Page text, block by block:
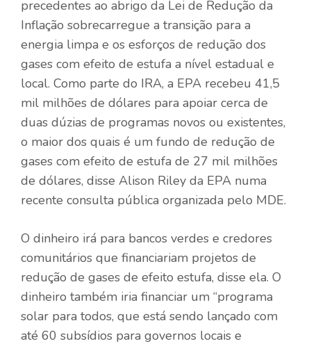
precedentes ao abrigo da Lei de Redução da
Inflação sobrecarregue a transição para a
energia limpa e os esforços de redução dos
gases com efeito de estufa a nível estadual e
local. Como parte do IRA, a EPA recebeu 41,5
mil milhões de dólares para apoiar cerca de
duas dúzias de programas novos ou existentes,
o maior dos quais é um fundo de redução de
gases com efeito de estufa de 27 mil milhões
de dólares, disse Alison Riley da EPA numa
recente consulta pública organizada pelo MDE.
O dinheiro irá para bancos verdes e credores
comunitários que financiariam projetos de
redução de gases de efeito estufa, disse ela. O
dinheiro também iria financiar um “programa
solar para todos, que está sendo lançado com
até 60 subsídios para governos locais e